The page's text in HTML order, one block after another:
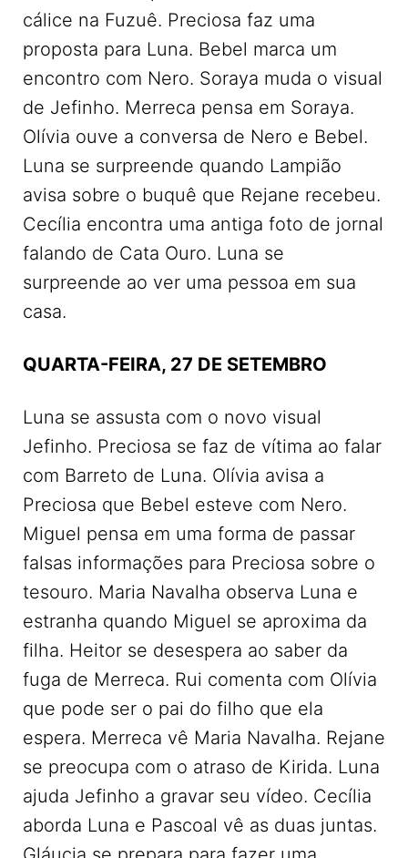
cálice na Fuzuê. Preciosa faz uma
proposta para Luna. Bebel marca um
encontro com Nero. Soraya muda o visual
de Jefinho. Merreca pensa em Soraya.
Olívia ouve a conversa de Nero e Bebel.
Luna se surpreende quando Lampião
avisa sobre o buquê que Rejane recebeu.
Cecília encontra uma antiga foto de jornal
falando de Cata Ouro. Luna se
surpreende ao ver uma pessoa em sua
casa.
QUARTA-FEIRA, 27 DE SETEMBRO
Luna se assusta com o novo visual
Jefinho. Preciosa se faz de vítima ao falar
com Barreto de Luna. Olívia avisa a
Preciosa que Bebel esteve com Nero.
Miguel pensa em uma forma de passar
falsas informações para Preciosa sobre o
tesouro. Maria Navalha observa Luna e
estranha quando Miguel se aproxima da
filha. Heitor se desespera ao saber da
fuga de Merreca. Rui comenta com Olívia
que pode ser o pai do filho que ela
espera. Merreca vê Maria Navalha. Rejane
se preocupa com o atraso de Kirida. Luna
ajuda Jefinho a gravar seu vídeo. Cecília
aborda Luna e Pascoal vê as duas juntas.